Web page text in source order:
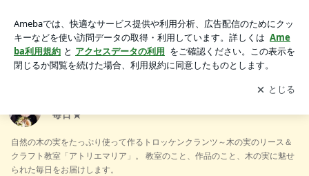
アプリをダウンロードして ブログの更新通知
を受け取りまし
ょう。
開く
毎日★
自然の木の実をたっぷり使って作るトロッケンクランツ～木の実のリース＆
クラフト教室「アトリエマリア」。 教室のこと、作品のこと、木の実に魅せ
られた毎日をお届けします。